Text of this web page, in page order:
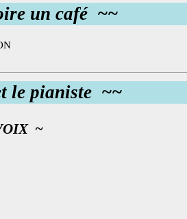
un café ~~
le pianiste ~~
~